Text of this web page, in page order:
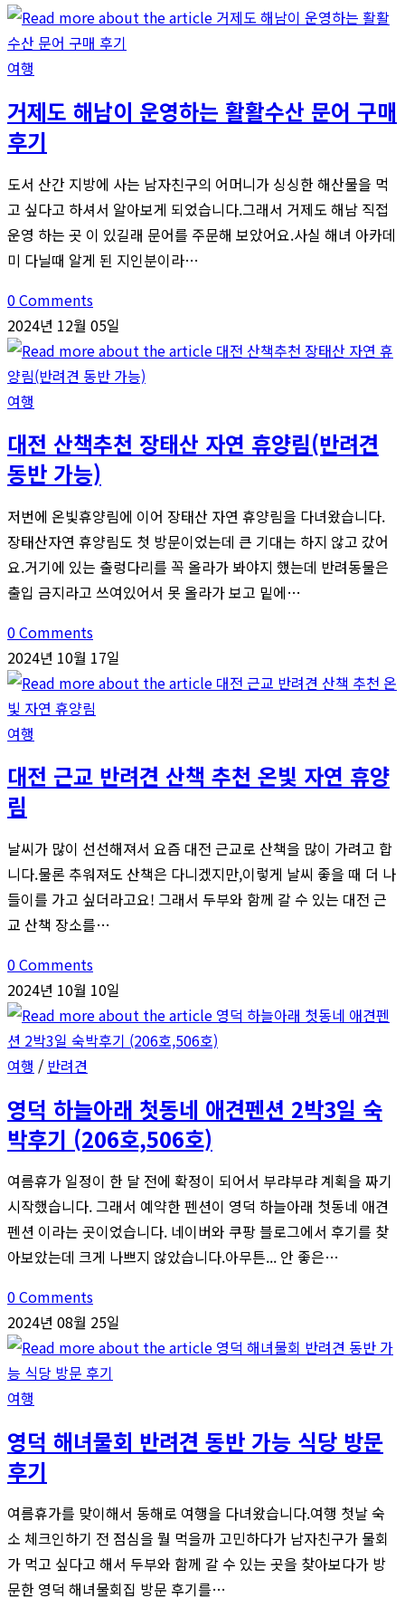
포
일
미
집
여행
거제도 해남이 운영하는 활활수산 문어 구매
후기
도서 산간 지방에 사는 남자친구의 어머니가 싱싱한 해산물을 먹
고 싶다고 하셔서 알아보게 되었습니다.그래서 거제도 해남 직접
운영 하는 곳 이 있길래 문어를 주문해 보았어요.사실 해녀 아카데
미 다닐때 알게 된 지인분이라…
0 Comments
2024년 12월 05일
여행
대전 산책추천 장태산 자연 휴양림(반려견
동반 가능)
저번에 온빛휴양림에 이어 장태산 자연 휴양림을 다녀왔습니다.
장태산자연 휴양림도 첫 방문이었는데 큰 기대는 하지 않고 갔어
요.거기에 있는 출렁다리를 꼭 올라가 봐야지 했는데 반려동물은
출입 금지라고 쓰여있어서 못 올라가 보고 밑에…
0 Comments
2024년 10월 17일
여행
대전 근교 반려견 산책 추천 온빛 자연 휴양
림
날씨가 많이 선선해져서 요즘 대전 근교로 산책을 많이 가려고 합
니다.물론 추워져도 산책은 다니겠지만,이렇게 날씨 좋을 때 더 나
들이를 가고 싶더라고요! 그래서 두부와 함께 갈 수 있는 대전 근
교 산책 장소를…
0 Comments
2024년 10월 10일
여행 / 반려견
영덕 하늘아래 첫동네 애견펜션 2박3일 숙
박후기 (206호,506호)
여름휴가 일정이 한 달 전에 확정이 되어서 부랴부랴 계획을 짜기
시작했습니다. 그래서 예약한 펜션이 영덕 하늘아래 첫동네 애견
펜션 이라는 곳이었습니다. 네이버와 쿠팡 블로그에서 후기를 찾
아보았는데 크게 나쁘지 않았습니다.아무튼... 안 좋은…
0 Comments
2024년 08월 25일
여행
영덕 해녀물회 반려견 동반 가능 식당 방문
후기
여름휴가를 맞이해서 동해로 여행을 다녀왔습니다.여행 첫날 숙
소 체크인하기 전 점심을 뭘 먹을까 고민하다가 남자친구가 물회
가 먹고 싶다고 해서 두부와 함께 갈 수 있는 곳을 찾아보다가 방
문한 영덕 해녀물회집 방문 후기를…